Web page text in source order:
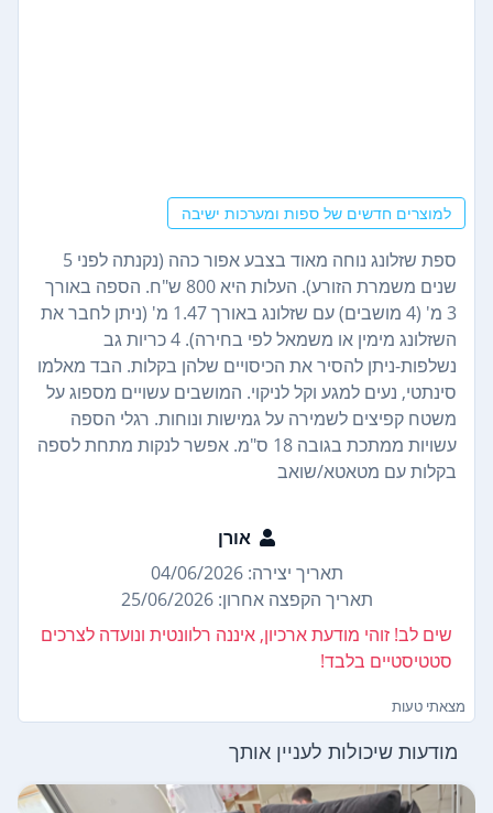
למוצרים חדשים של ספות ומערכות ישיבה
ספת שזלונג נוחה מאוד בצבע אפור כהה (נקנתה לפני 5
שנים משמרת הזורע). העלות היא 800 ש"ח. הספה באורך
3 מ' (4 מושבים) עם שזלונג באורך 1.47 מ' (ניתן לחבר את
השזלונג מימין או משמאל לפי בחירה). 4 כריות גב
נשלפות-ניתן להסיר את הכיסויים שלהן בקלות. הבד מאלמו
סינתטי, נעים למגע וקל לניקוי. המושבים עשויים מספוג על
משטח קפיצים לשמירה על גמישות ונוחות. רגלי הספה
עשויות ממתכת בגובה 18 ס"מ. אפשר לנקות מתחת לספה
בקלות עם מטאטא/שואב
אורן
תאריך יצירה: 04/06/2026
תאריך הקפצה אחרון: 25/06/2026
שים לב! זוהי מודעת ארכיון, איננה רלוונטית ונועדה לצרכים
סטטיסטיים בלבד!
מצאתי טעות
מודעות שיכולות לעניין אותך